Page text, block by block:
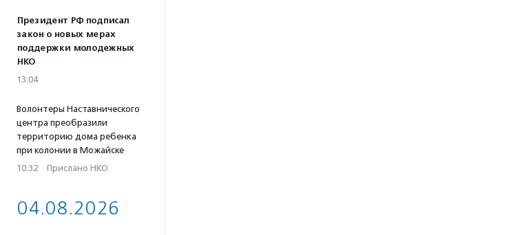
Президент РФ подписал
закон о новых мерах
поддержки молодежных
НКО
13:04
Волонтеры Наставнического
центра преобразили
территорию дома ребенка
при колонии в Можайске
10:32 · Прислано НКО
04.08.2026